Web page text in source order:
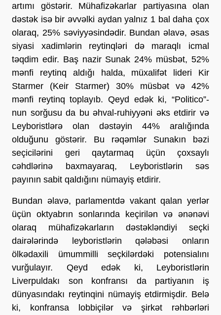
artımı göstərir. Mühafizəkarlar partiyasına olan
dəstək isə bir əvvəlki aydan yalnız 1 bal daha çox
olaraq, 25% səviyyəsindədir. Bundan əlavə, əsas
siyasi xadimlərin reytinqləri də maraqlı icmal
təqdim edir. Baş nazir Sunak 24% müsbət, 52%
mənfi reytinq aldığı halda, müxalifət lideri Kir
Starmer (Keir Starmer) 30% müsbət və 42%
mənfi reytinq toplayıb. Qeyd edək ki, “Politico”-
nun sorğusu da bu əhval-ruhiyyəni əks etdirir və
Leyboristlərə olan dəstəyin 44% aralığında
olduğunu göstərir. Bu rəqəmlər Sunakın bəzi
seçicilərini geri qaytarmaq üçün çoxsaylı
cəhdlərinə baxmayaraq, Leyboristlərin səs
payının sabit qaldığını nümayiş etdirir.
Bundan əlavə, parlamentdə vakant qalan yerlər
üçün oktyabrın sonlarında keçirilən və ənənəvi
olaraq mühafizəkarların dəstəkləndiyi seçki
dairələrində leyboristlərin qələbəsi onların
ölkədaxili ümummilli seçkilərdəki potensialını
vurğulayır. Qeyd edək ki, Leyboristlərin
Liverpuldakı son konfransı da partiyanın iş
dünyasındakı reytinqini nümayiş etdirmişdir. Belə
ki, konfransa lobbiçilər və şirkət rəhbərləri